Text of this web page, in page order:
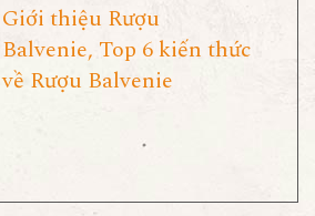
Giới thiệu Rượu
Balvenie, Top 6 kiến thức
về Rượu Balvenie